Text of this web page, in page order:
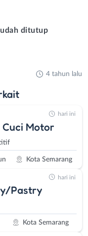
ditutup
4 tahun lalu
Cuci Motor
Kota Semarang
hari ini
Pastry
Kota Semarang
hari ini